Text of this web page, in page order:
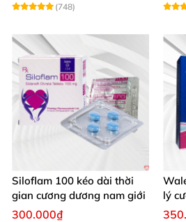
(748)
Siloflam 100 kéo dài thời
gian cương dương nam giới
300.000₫
lý
gian